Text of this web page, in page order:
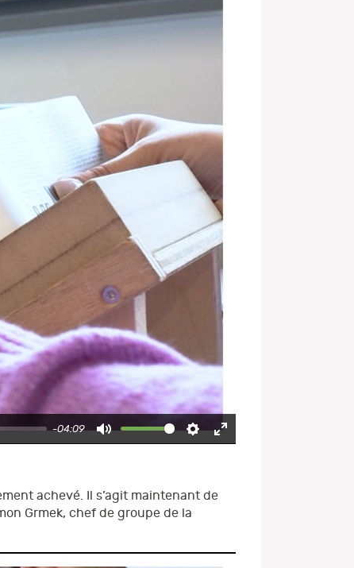
-04:09
Mute Settings
Enter
achevé. Il s’agit maintenant de
Grmek, chef de groupe de la